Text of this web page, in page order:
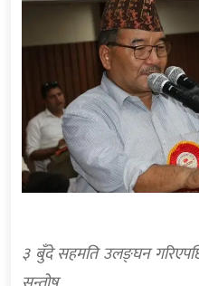
३ बुँदे सहमति उलङ्घन गरिएपछि